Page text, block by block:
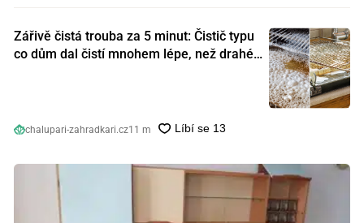
Zářivě čistá trouba za 5 minut: Čistič typu
co dům dal čistí mnohem lépe, než drahé
chalupari-zahradkari.cz11 m